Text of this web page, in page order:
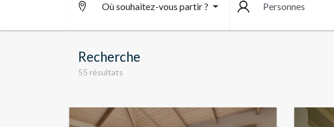
Où souhaitez-vous partir ?
Recherche
55 résultats